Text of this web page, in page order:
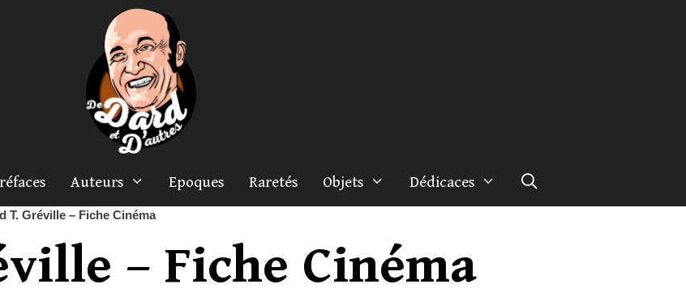
Auteurs Epoques Raretés Objets Dédicaces
T. Gréville – Fiche Cinéma
– Fiche Cinéma